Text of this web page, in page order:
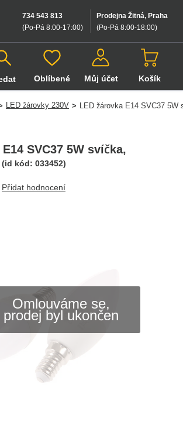
Prodejna Žitná, Praha
(Po-Pá 8:00-18:00)
734 543 813
(Po-Pá 8:00-17:00)
Oblíbené Můj účet Košík
LED žárovky 230V > LED žárovka E14 SVC37 5W
Omlouváme se,
prodej byl ukončen
SVC37 5W svíčka,
(id kód: 033452)
Přidat hodnocení